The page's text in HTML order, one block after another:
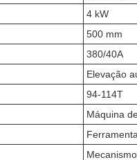
4 kW
500 mm
380/40A
Elevação
94-114T
Máquina